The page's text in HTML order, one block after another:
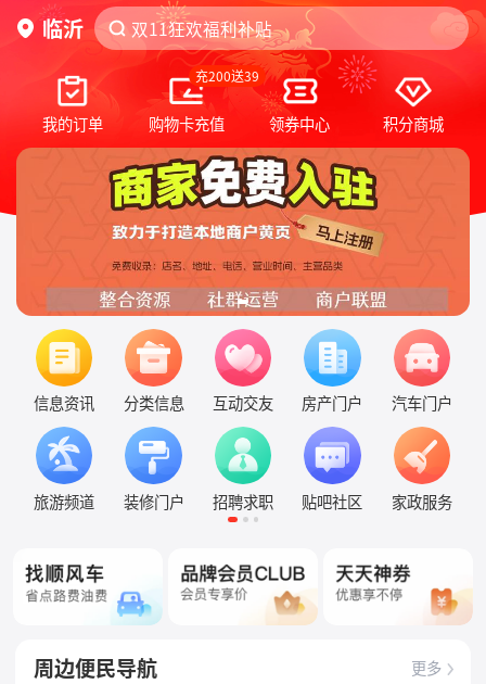
积分换购
我的2023
临沂
积分换购
我的2023
我的订单
充200送39
购物卡充值 领券中心 积分商城
信息资讯 分类信息 互动交友 房产门户 汽车门户
旅游频道 装修门户 招聘求职 贴吧社区 家政服务
周边便民导航 更多